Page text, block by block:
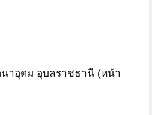
าอุดม อุบลราชธานี (หน้า